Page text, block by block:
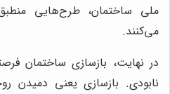
ملی ساختمان، طرح‌هایی منطبق
می‌کنند.
در نهایت، بازسازی ساختمان
نابودی. بازسازی یعنی دمیدن